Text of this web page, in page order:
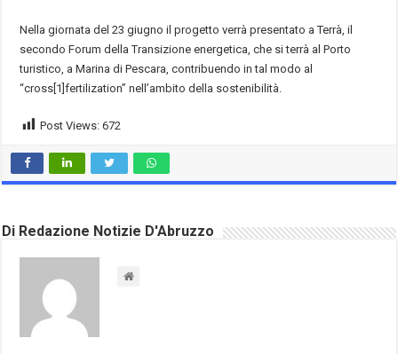
Nella giornata del 23 giugno il progetto verrà presentato a Terrà, il
secondo Forum della Transizione energetica, che si terrà al Porto
turistico, a Marina di Pescara, contribuendo in tal modo al
“cross[1]fertilization” nell’ambito della sostenibilità.
Post Views: 672
Di Redazione Notizie D'Abruzzo